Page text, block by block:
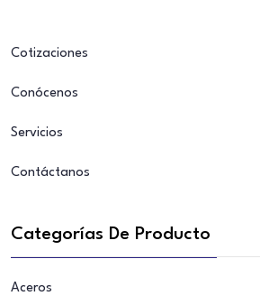
Cotizaciones
Conócenos
Servicios
Contáctanos
Categorías De Producto
Aceros